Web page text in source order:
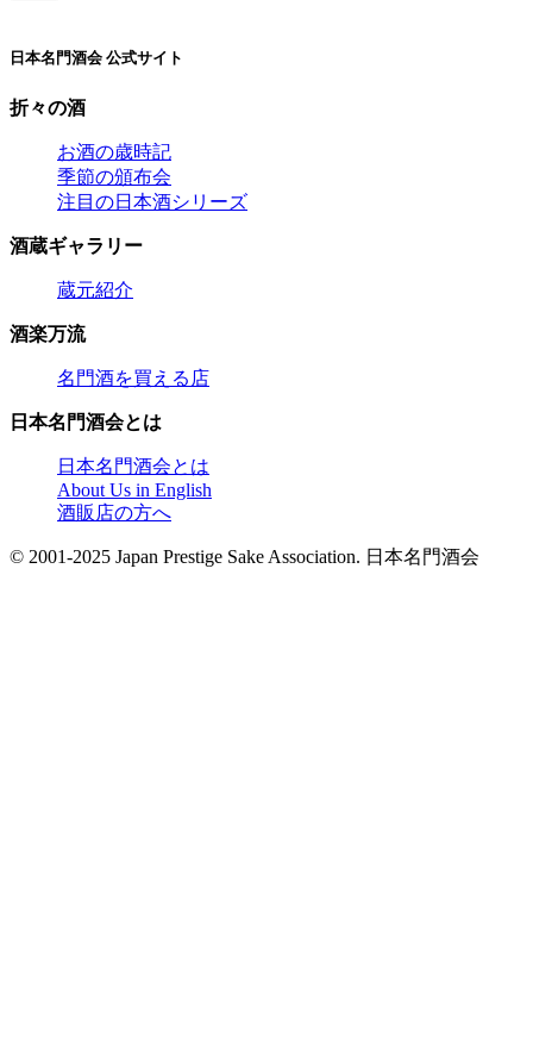
日本名門酒会 公式サイト
折々の酒
お酒の歳時記
季節の頒布会
注目の日本酒シリーズ
酒蔵ギャラリー
蔵元紹介
酒楽万流
名門酒を買える店
日本名門酒会とは
日本名門酒会とは
About Us in English
酒販店の方へ
© 2001-2025 Japan Prestige Sake Association. 日本名門酒会